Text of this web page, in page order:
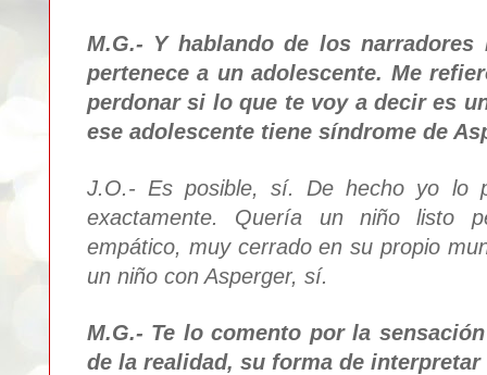
M.G.- Y hablando de losnarradores
pertenece a un adolescente. Me
perdonar si lo que te voy a decir es
ese adolescente tiene síndrome de
J.O.- Es posible, sí. De hecho yo lo
exactamente. Quería un niño listo
empático, muy cerrado en su propio
un niño con Asperger, sí.
M.G.- Te lo comento por la
de la realidad, su forma de interpretar